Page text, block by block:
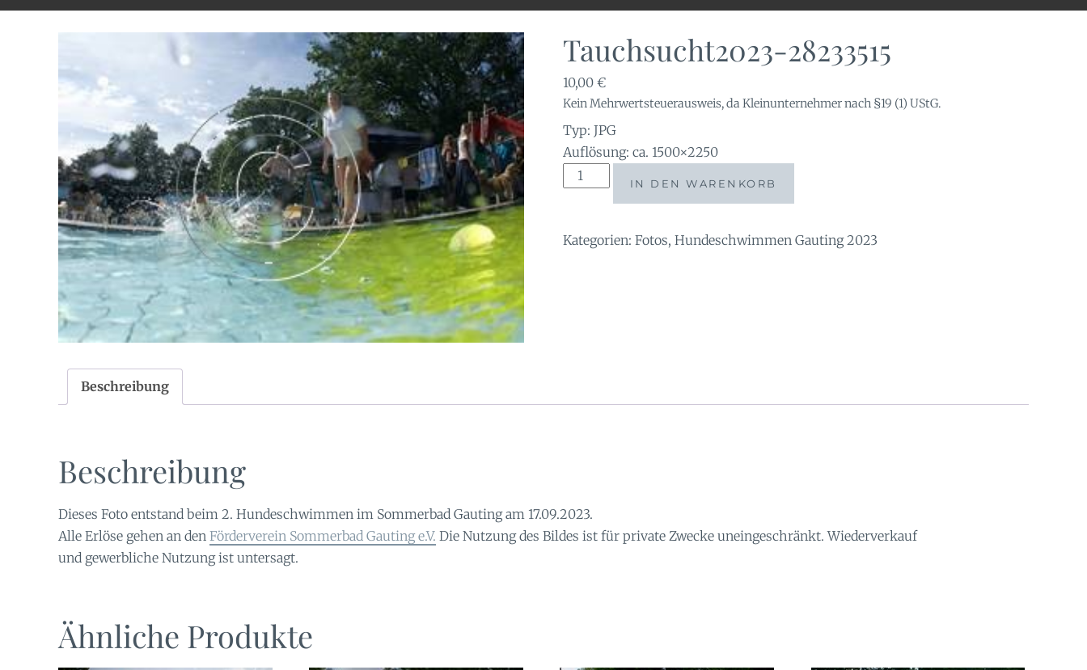
Tauchsucht2023-28233515
10,00 €
Kein Mehrwertsteuerausweis, da Kleinunternehmer nach §19 (1) UStG.
Typ: JPG
Auflösung: ca. 1500×2250
Tauchsucht2023-
IN DEN WARENKORB
Kategorien: Fotos, Hundeschwimmen Gauting 2023
Beschreibung
Beschreibung
Dieses Foto entstand beim 2. Hundeschwimmen im Sommerbad Gauting am 17.09.2023.
Alle Erlöse gehen an den Förderverein Sommerbad Gauting e.V. Die Nutzung des Bildes ist für private Zwecke uneingeschränkt. Wiederverkauf
und gewerbliche Nutzung ist untersagt.
Ähnliche Produkte